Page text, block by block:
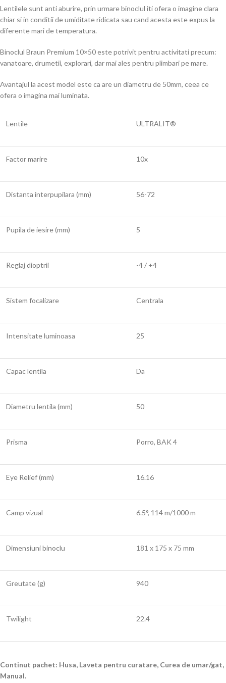
Lentilele sunt anti aburire, prin urmare binoclul iti ofera o imagine clara
chiar si in conditii de umiditate ridicata sau cand acesta este expus la
diferente mari de temperatura.
Binoclul Braun Premium 10×50 este potrivit pentru activitati precum:
vanatoare, drumetii, explorari, dar mai ales pentru plimbari pe mare.
Avantajul la acest model este ca are un diametru de 50mm, ceea ce
ofera o imagina mai luminata.
Lentile ULTRALIT®
Factor marire 10x
Distanta interpupilara (mm) 56-72
Pupila de iesire (mm) 5
Reglaj dioptrii -4 / +4
Sistem focalizare Centrala
Intensitate luminoasa 25
Capac lentila Da
Diametru lentila (mm) 50
Prisma Porro, BAK 4
Eye Relief (mm) 16.16
Camp vizual 6.5°, 114 m/1000 m
Dimensiuni binoclu 181 x 175 x 75 mm
Greutate (g) 940
Twilight 22.4
Continut pachet: Husa, Laveta pentru curatare, Curea de umar/gat,
Manual.